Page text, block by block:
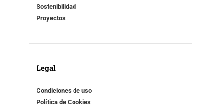
Sostenibilidad
Proyectos
Legal
Condiciones de uso
Política de Cookies